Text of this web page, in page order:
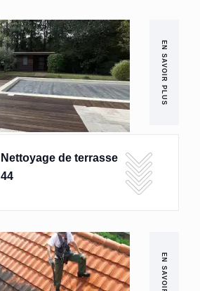
EN SAVOIR PLUS
Nettoyage de terrasse
44